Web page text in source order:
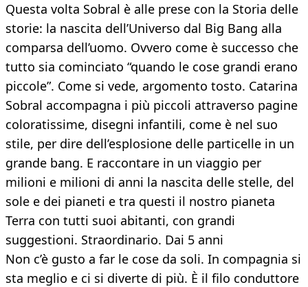
Questa volta Sobral è alle prese con la Storia delle
storie: la nascita dell’Universo dal Big Bang alla
comparsa dell’uomo. Ovvero come è successo che
tutto sia cominciato “quando le cose grandi erano
piccole”. Come si vede, argomento tosto. Catarina
Sobral accompagna i più piccoli attraverso pagine
coloratissime, disegni infantili, come è nel suo
stile, per dire dell’esplosione delle particelle in un
grande bang. E raccontare in un viaggio per
milioni e milioni di anni la nascita delle stelle, del
sole e dei pianeti e tra questi il nostro pianeta
Terra con tutti suoi abitanti, con grandi
suggestioni. Straordinario. Dai 5 anni
Non c’è gusto a far le cose da soli. In compagnia si
sta meglio e ci si diverte di più. È il filo conduttore